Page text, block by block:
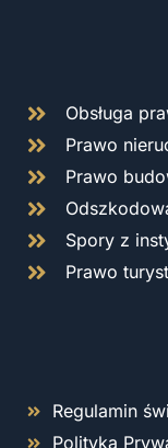
Obsługa
Prawo
Prawo
Spory z
Prawo
Regulamin
Polityka